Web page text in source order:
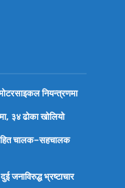
नियन्त्रणमा
३४ ढोका खोलियो
चालक–सहचालक
जनाविरुद्ध भ्रष्टाचार